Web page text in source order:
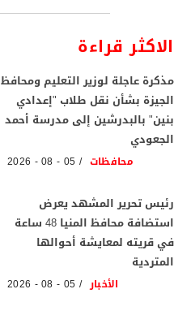
الاكثر قراءة
مذكرة عاجلة لوزير التعليم ومحافظ
الجيزة بشأن نقل طلاب "إعدادي
بنين" بالبدرشين إلى مدرسة أحمد
الجعودي
محافظات 05 - 08 - 2026
رئيس تحرير المشهد يعرض
استضافة محافظ المنيا 48 ساعة
في قريته لمعايشة أحوالها
المتردية
الأخبار 05 - 08 - 2026